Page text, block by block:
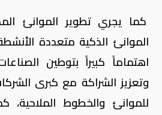
كما يجري تطوير الموانئ
الموانئ الذكية متعددة
اهتماماً كبيراً بتوطين
وتعزيز الشراكة مع كبرى
للموانئ والخطوط